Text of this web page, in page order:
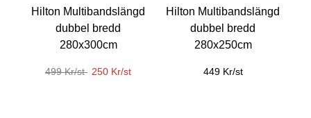
Hilton Multibandslängd
dubbel bredd
280x300cm
499 Kr/st 250 Kr/st
Hilton Multibandslängd
dubbel bredd
280x250cm
449 Kr/st